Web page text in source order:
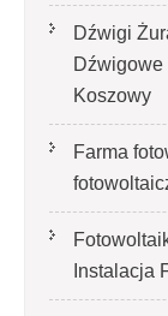
Dźwigi
Dźwigowe
Koszowy
Farma
Instalacja